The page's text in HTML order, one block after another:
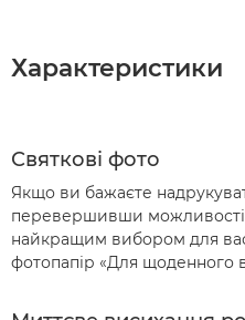
Характеристики
Святкові фото
Якщо ви бажаєте
перевершивши можливості
найкращим вибором для
фотопапір «Для щоденного